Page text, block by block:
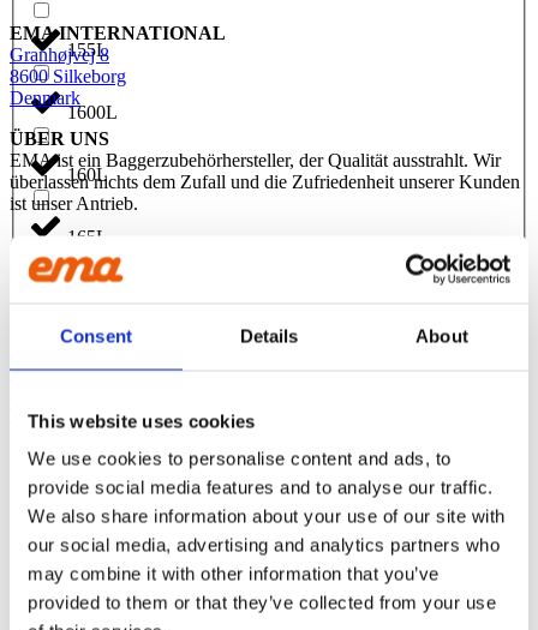
Consent Details About
This website uses cookies
We use cookies to personalise content and ads, to
provide social media features and to analyse our traffic.
We also share information about your use of our site with
our social media, advertising and analytics partners who
may combine it with other information that you’ve
provided to them or that they’ve collected from your use
155L
1600L
160L
165L
175L
1800L
190L
2000L
EMA INTERNATIONAL
Granhøjvej 8
8600 Silkeborg
Denmark
ÜBER UNS
EMA ist ein Baggerzubehörhersteller, der Qualität ausstrahlt. Wir
überlassen nichts dem Zufall und die Zufriedenheit unserer Kunden
ist unser Antrieb.
CONTACT US
Phone: +45 81 77 02 50
E-mail: salesint@cegroup.no
Über uns
Policys
Terms of purchase
STOLZES MITGLIED VON
FOLGEN SIE UNS